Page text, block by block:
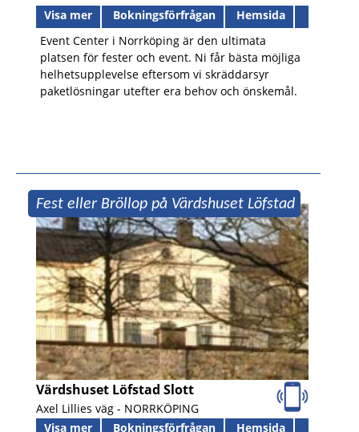
Visa mer
Bokningsförfrågan
Hemsida
Event Center i Norrköping är den ultimata
platsen för fester och event. Ni får bästa möjliga
helhetsupplevelse eftersom vi skräddarsyr
paketlösningar utefter era behov och önskemål.
Fest eller Bröllop på Värdshuset Löfstad
slott
Värdshuset Löfstad Slott
Axel Lillies väg - NORRKÖPING
Visa mer
Bokningsförfrågan
Hemsida